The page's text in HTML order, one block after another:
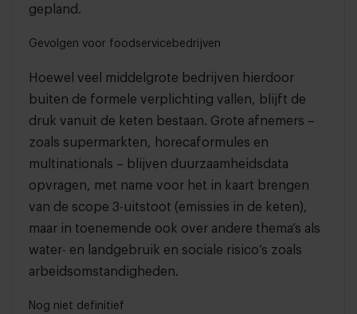
gepland.
Gevolgen voor foodservicebedrijven
Hoewel veel middelgrote bedrijven hierdoor
buiten de formele verplichting vallen, blijft de
druk vanuit de keten bestaan. Grote afnemers –
zoals supermarkten, horecaformules en
multinationals – blijven duurzaamheidsdata
opvragen, met name voor het in kaart brengen
van de scope 3-uitstoot (emissies in de keten),
maar in toenemende ook over andere thema’s als
water- en landgebruik en sociale risico’s zoals
arbeidsomstandigheden.
Nog niet definitief